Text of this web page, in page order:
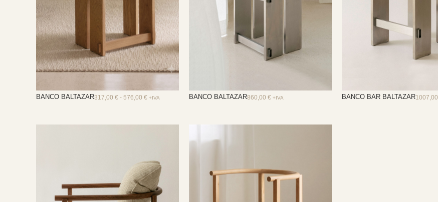
BANCO BALTAZAR317,00 € - 576,00 € +IVA BANCO BALTAZAR860,00 € +IVA BANCO BAR BALTAZAR1007,00